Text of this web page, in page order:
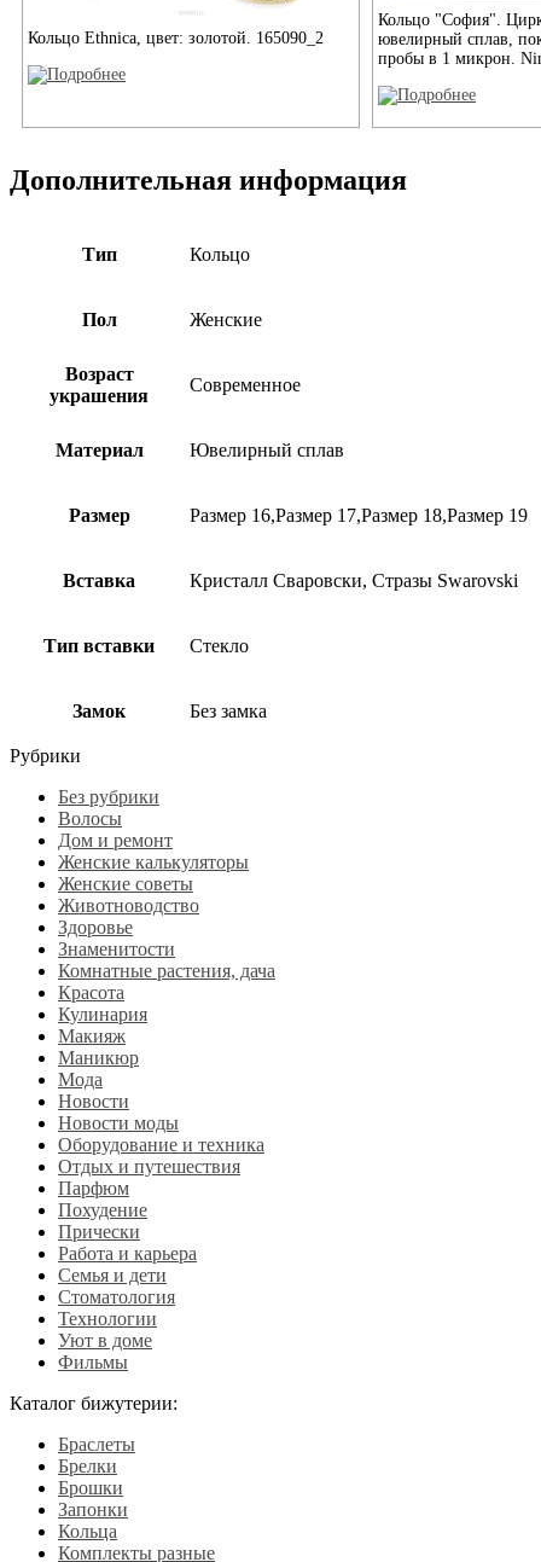
Кольцо Ethnica, цвет: золотой. 165090_2
Кольцо "София".
ювелирный сплав,
пробы в 1 микрон.
Дополнительная информация
Тип Кольцо
Пол Женские
Возраст
украшения
Современное
Материал Ювелирный сплав
Размер Размер 16,Размер 17,Размер 18,Размер 19
Вставка Кристалл Сваровски, Стразы Swarovski
Тип вставки Стекло
Замок Без замка
Рубрики
Без рубрики
Волосы
Дом и ремонт
Женские калькуляторы
Женские советы
Животноводство
Здоровье
Знаменитости
Комнатные растения, дача
Красота
Кулинария
Макияж
Маникюр
Мода
Новости
Новости моды
Оборудование и техника
Отдых и путешествия
Парфюм
Похудение
Прически
Работа и карьера
Семья и дети
Стоматология
Технологии
Уют в доме
Фильмы
Каталог бижутерии:
Браслеты
Брелки
Брошки
Запонки
Кольца
Комплекты разные